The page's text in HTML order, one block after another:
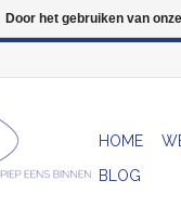
HOME
BLOG
Door het gebruiken van